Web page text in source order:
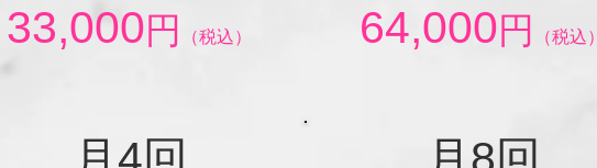
​33,000円 （税込） 64,000円 （税込）